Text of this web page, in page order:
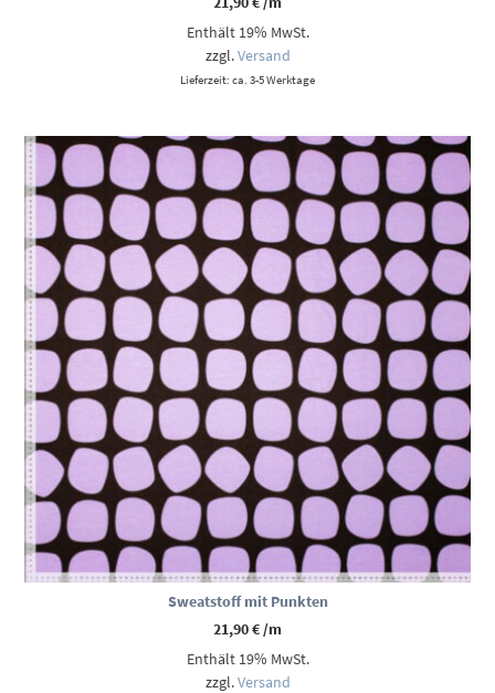
Enthält 19% MwSt.
zzgl.Versand
Lieferzeit: ca. 3-5 Werktage
Sweatstoff mit Punkten
21,90€/m
Enthält 19% MwSt.
zzgl.Versand